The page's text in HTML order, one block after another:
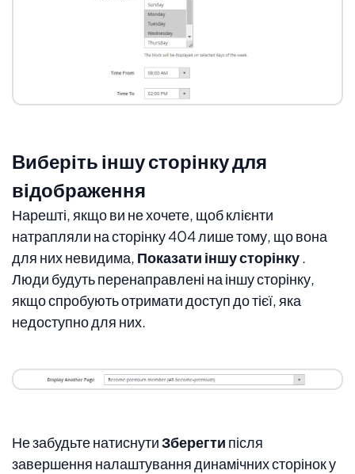
Виберіть іншу сторінку для
відображення
Нарешті, якщо ви не хочете, щоб клієнти
натрапляли на сторінку 404 лише тому, що вона
для них невидима, Показати іншу сторінку.
Люди будуть перенаправлені на іншу сторінку,
якщо спробують отримати доступ до тієї, яка
недоступно для них.
Не забудьте натиснутиЗберегти після
завершення налаштування динамічних сторінок у